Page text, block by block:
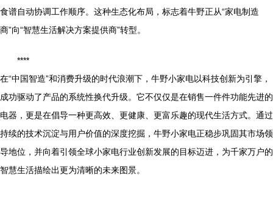
食谱自动协调工作顺序。这种生态化布局，标志着牛野正从“家电制造
商”向“智慧生活解决方案提供商”转型。
****
在“中国智造”和消费升级的时代浪潮下，牛野小家电以科技创新为引擎，
成功驱动了产品的系统性换代升级。它不仅仅是在销售一件件功能先进的
电器，更是在倡导一种更高效、更健康、更富乐趣的现代生活方式。通过
持续的技术沉淀与用户价值的深度挖掘，牛野小家电正稳步巩固其市场领
导地位，并向着引领全球小家电行业创新发展的目标迈进，为千家万户的
智慧生活描绘出更为清晰的未来图景。